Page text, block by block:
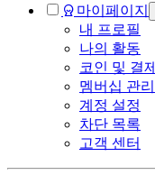
마이페이지
내 프로필
나의 활동
코인 및 결제
멤버십 관리
계정 설정
차단 목록
고객 센터